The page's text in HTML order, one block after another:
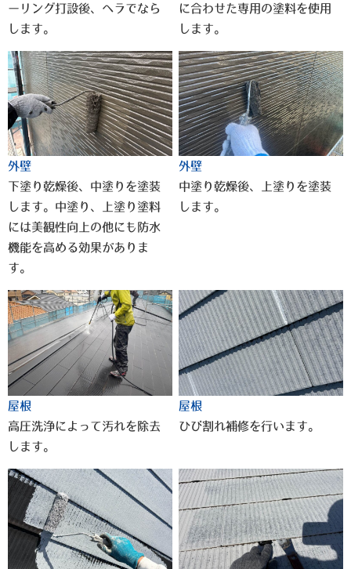
ーリング打設後、ヘラでなら
します。
に合わせた専用の塗料を使用
します。
外壁
下塗り乾燥後、中塗りを塗装
します。中塗り、上塗り塗料
には美観性向上の他にも防水
機能を高める効果がありま
す。
外壁
中塗り乾燥後、上塗りを塗装
します。
屋根
高圧洗浄によって汚れを除去
します。
屋根
ひび割れ補修を行います。